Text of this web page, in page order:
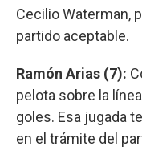
Cecilio Waterman,
partido aceptable.
Ramón Arias (7):
pelota sobre la
goles. Esa jugada
en el trámite del